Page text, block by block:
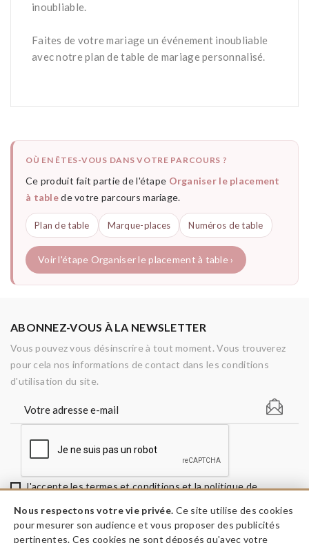
inoubliable.
Faites de votre mariage un événement inoubliable
avec notre plan de table de mariage personnalisé.
OÙ EN ÊTES-VOUS DANS VOTRE PARCOURS ?
Ce produit fait partie de l'étape Organiser le placement
à tablede votre parcours mariage.
Plan de table Marque-places Numéros de table
Voir l'étape Organiser le placement à table ›
ABONNEZ-VOUS À LA NEWSLETTER
Vous pouvez vous désinscrire à tout moment. Vous trouverez
pour cela nos informations de contact dans les conditions
d'utilisation du site.
J'accepte les termes et conditions et la politique de
Nous respectons votre vie privée. Ce site utilise des cookies
pour mesurer son audience et vous proposer des publicités
pertinentes. Ces cookies ne sont déposés qu'avec votre